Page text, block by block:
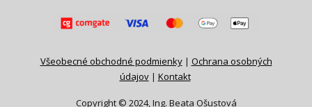
Všeobecné obchodné podmienky| Ochrana osobných
údajov| Kontakt
Copyright © 2024, Ing. Beata Ošustová